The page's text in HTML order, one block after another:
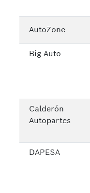
AutoZone
Big Auto
Calderón
Autopartes
DAPESA